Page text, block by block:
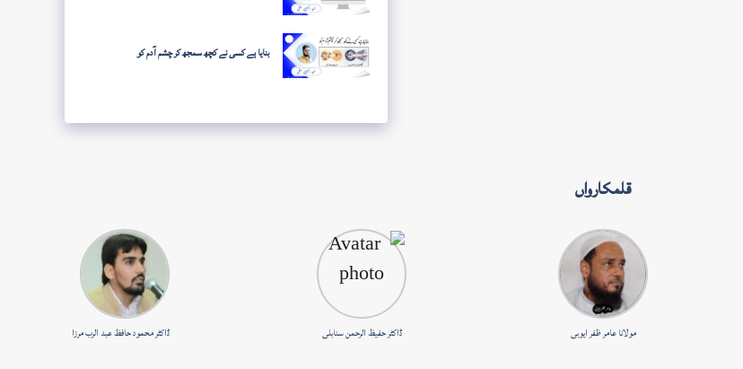
بنایا ہے کسی نے کچھ سمجھ کر چشم آدم کو
قلمکارواں
مولانا عامر ظفر ایوبی ڈاکٹر حفیظ الرحمن سنابلی ڈاکٹر محمود حافظ عبد الرب مرزا